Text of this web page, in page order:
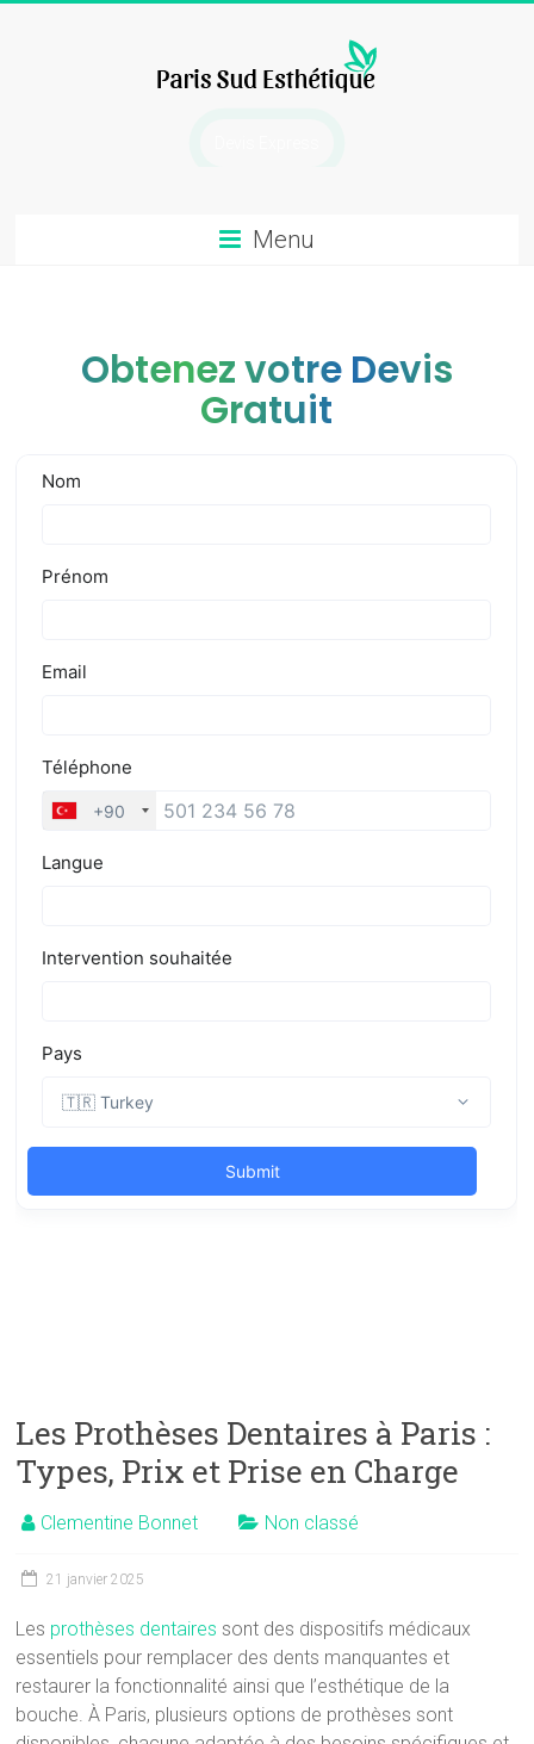
Menu
Obtenez votre Devis
Gratuit
Les Prothèses Dentaires à Paris :
Types, Prix et Prise en Charge
Clementine Bonnet Non classé
21 janvier 2025
Les prothèses dentaires sont des dispositifs médicaux
essentiels pour remplacer des dents manquantes et
restaurer la fonctionnalité ainsi que l’esthétique de la
bouche. À Paris, plusieurs options de prothèses sont